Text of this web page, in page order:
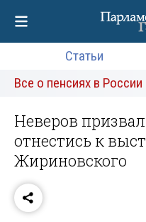
Статьи
Все о пенсиях в России
Неверов
отнестись к
Жириновского